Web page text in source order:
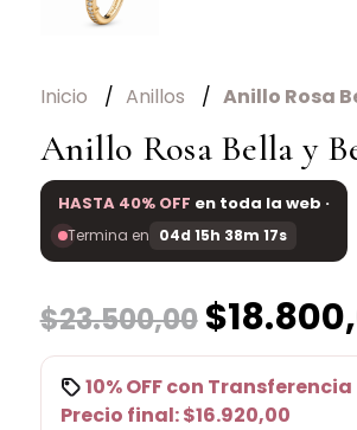
Inicio Anillos Anillo Rosa
Anillo Rosa Bella y
HASTA 40% OFF en toda la web ·
Termina en 04d 15h 38m 17s
$23.500,00
10% OFFcon Transferencia
Precio final:$16.920,00